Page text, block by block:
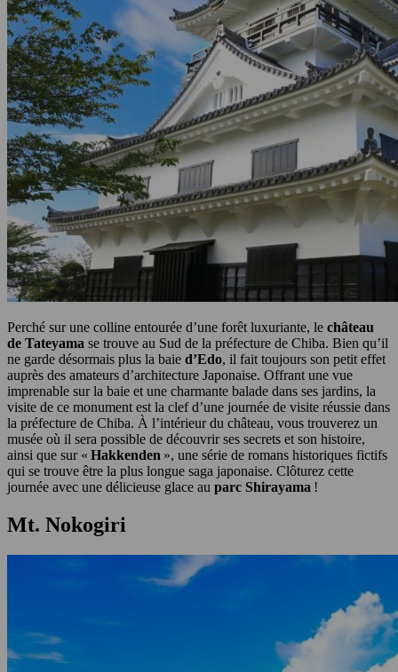
Perché sur une colline entourée d’une forêt luxuriante, le château
de Tateyama se trouve au Sud de la préfecture de Chiba. Bien qu’il
ne garde désormais plus la baie d’Edo, il fait toujours son petit effet
auprès des amateurs d’architecture Japonaise. Offrant une vue
imprenable sur la baie et une charmante balade dans ses jardins, la
visite de ce monument est la clef d’une journée de visite réussie dans
la préfecture de Chiba. À l’intérieur du château, vous trouverez un
musée où il sera possible de découvrir ses secrets et son histoire,
ainsi que sur « Hakkenden », une série de romans historiques fictifs
qui se trouve être la plus longue saga japonaise. Clôturez cette
journée avec une délicieuse glace au parc Shirayama !
Mt. Nokogiri